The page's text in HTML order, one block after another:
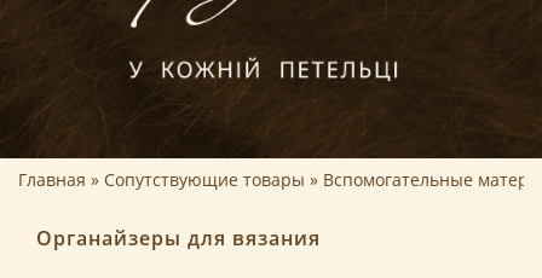
Главная Сопутствующие товары Вспомогательные
Органайзеры для вязания